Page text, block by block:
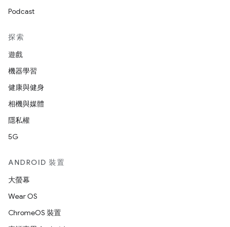
Podcast
探索
遊戲
機器學習
健康與健身
相機與媒體
隱私權
5G
ANDROID 裝置
大螢幕
Wear OS
ChromeOS 裝置